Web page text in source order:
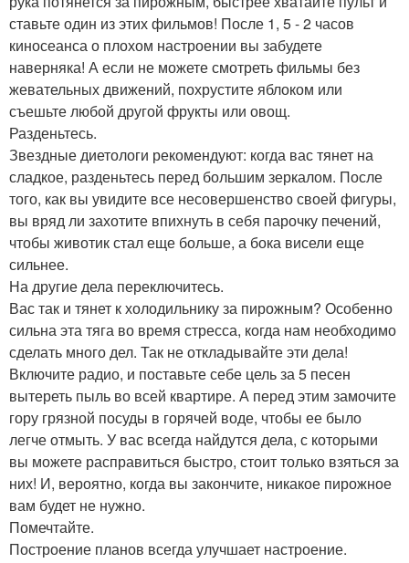
ставьте один из этих фильмов! После 1, 5 - 2 часов
киносеанса о плохом настроении вы забудете
наверняка! А если не можете смотреть фильмы без
жевательных движений, похрустите яблоком или
съешьте любой другой фрукты или овощ.
Разденьтесь.
Звездные диетологи рекомендуют: когда вас тянет на
сладкое, разденьтесь перед большим зеркалом. После
того, как вы увидите все несовершенство своей фигуры,
вы вряд ли захотите впихнуть в себя парочку печений,
чтобы животик стал еще больше, а бока висели еще
сильнее.
На другие дела переключитесь.
Вас так и тянет к холодильнику за пирожным? Особенно
сильна эта тяга во время стресса, когда нам необходимо
сделать много дел. Так не откладывайте эти дела!
Включите радио, и поставьте себе цель за 5 песен
вытереть пыль во всей квартире. А перед этим замочите
гору грязной посуды в горячей воде, чтобы ее было
легче отмыть. У вас всегда найдутся дела, с которыми
вы можете расправиться быстро, стоит только взяться за
них! И, вероятно, когда вы закончите, никакое пирожное
вам будет не нужно.
Помечтайте.
Построение планов всегда улучшает настроение.